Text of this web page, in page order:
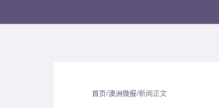
首页/澳洲微报/新闻正文